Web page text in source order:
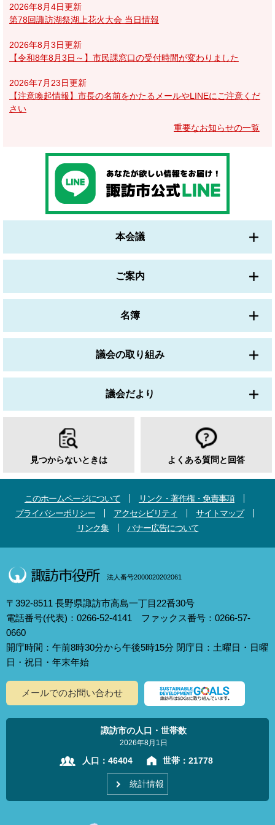
2026年8月4日更新
第78回諏訪湖祭湖上花火大会 当日情報
2026年8月3日更新
【令和8年8月3日～】市民課窓口の受付時間が変わりました
2026年7月23日更新
【注意喚起情報】市長の名前をかたるメールやLINEにご注意くだ
さい
重要なお知らせの一覧
本会議
ご案内
名簿
議会の取り組み
議会だより
見つからないときは よくある質問と回答
このホームページについて
リンク・著作権・免責事項
プライバシーポリシー
アクセシビリティ
サイトマップ
リンク集
バナー広告について
法人番号2000020202061
〒392-8511 長野県諏訪市高島一丁目22番30号
電話番号(代表)：0266-52-4141 ファックス番号：0266-57-
0660
開庁時間：午前8時30分から午後5時15分 閉庁日：土曜日・日曜
日・祝日・年末年始
メールでのお問い合わせ
諏訪市の人口・世帯数
2026年8月1日
人口： 46404 世帯： 21778
統計情報